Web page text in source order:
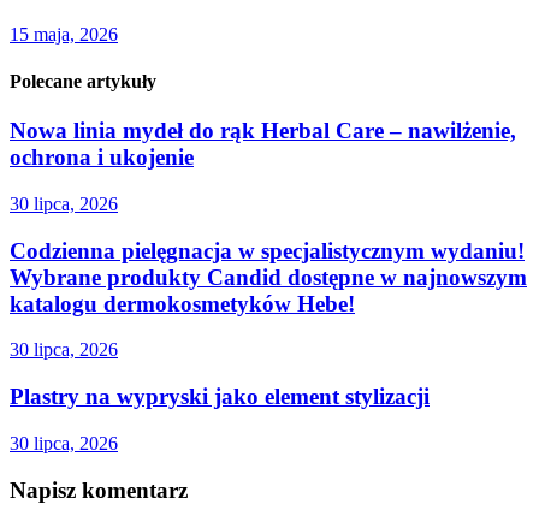
15 maja, 2026
Polecane artykuły
Nowa linia mydeł do rąk Herbal Care – nawilżenie,
ochrona i ukojenie
30 lipca, 2026
Codzienna pielęgnacja w specjalistycznym wydaniu!
Wybrane produkty Candid dostępne w najnowszym
katalogu dermokosmetyków Hebe!
30 lipca, 2026
Plastry na wypryski jako element stylizacji
30 lipca, 2026
Napisz komentarz